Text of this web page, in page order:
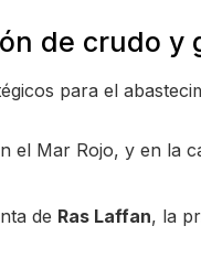
de crudo y
para el
el Mar Rojo, y en la
de Ras Laffan, la